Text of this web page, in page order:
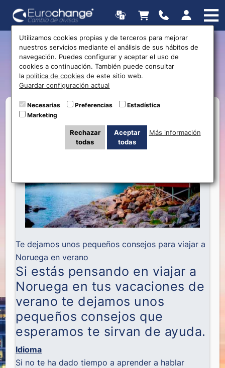
5 consejos para viajar a
Noruega
Te dejamos unos pequeños consejos para viajar a
Noruega en verano
Si estás pensando en viajar a
Noruega en tus vacaciones de
verano te dejamos unos
pequeños consejos que
esperamos te sirvan de ayuda.
Idioma
Si no te ha dado tiempo a aprender a hablar
Utilizamos cookies propias y de terceros para mejorar
nuestros servicios mediante el análisis de sus hábitos de
navegación. Puedes configurar y aceptar el uso de
cookies a continuación. También puede consultar
la política de cookies de este sitio web.
Guardar configuración actual
Necesarias Preferencias
Estadística
Marketing
Rechazar
todas
Aceptar
todas
Más información